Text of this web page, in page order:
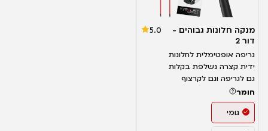
מנקה חלונות גבוהים -
דור 2
5.0
גריפה אופטימלית לחלונות
ידית קצרה נשלפת בקלות
גם לגריפה וגם לקרצוף
חומר
גומי